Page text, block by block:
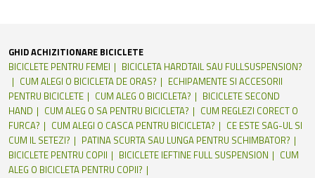
GHID ACHIZITIONARE BICICLETE
BICICLETE PENTRU FEMEI
BICICLETA HARDTAIL SAU FULLSUSPENSION?
CUM ALEGI O BICICLETA DE ORAS?
ECHIPAMENTE SI ACCESORII
PENTRU BICICLETE
CUM ALEG O BICICLETA?
BICICLETE SECOND
HAND
CUM ALEG O SA PENTRU BICICLETA?
CUM REGLEZI CORECT O
FURCA?
CUM ALEGI O CASCA PENTRU BICICLETA?
CE ESTE SAG-UL SI
CUM IL SETEZI?
PATINA SCURTA SAU LUNGA PENTRU SCHIMBATOR?
BICICLETE PENTRU COPII
BICICLETE IEFTINE FULL SUSPENSION
CUM
ALEG O BICICLETA PENTRU COPII?